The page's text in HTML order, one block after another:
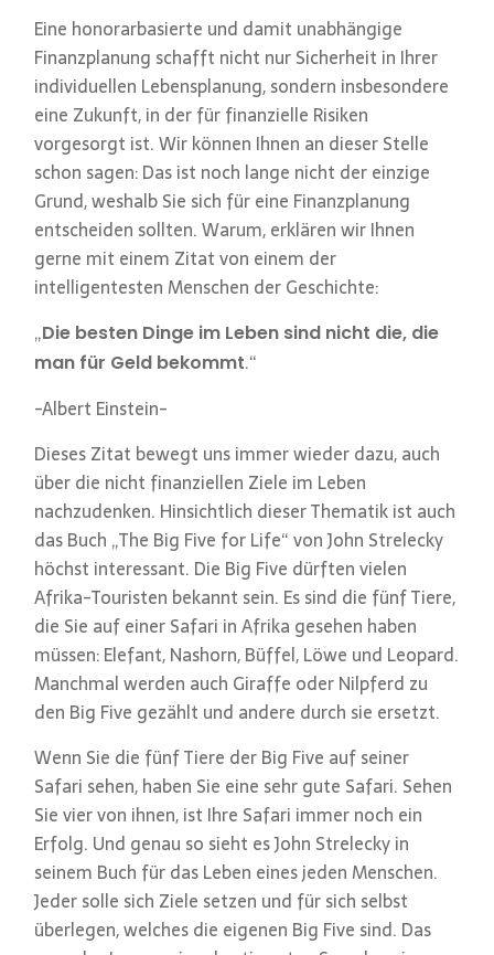
Eine honorarbasierte und damit unabhängige
Finanzplanung schafft nicht nur Sicherheit in Ihrer
individuellen Lebensplanung, sondern insbesondere
eine Zukunft, in der für finanzielle Risiken
vorgesorgt ist. Wir können Ihnen an dieser Stelle
schon sagen: Das ist noch lange nicht der einzige
Grund, weshalb Sie sich für eine Finanzplanung
entscheiden sollten. Warum, erklären wir Ihnen
gerne mit einem Zitat von einem der
intelligentesten Menschen der Geschichte:
„Die besten Dinge im Leben sind nicht die, die
man für Geld bekommt.“
-Albert Einstein-
Dieses Zitat bewegt uns immer wieder dazu, auch
über die nicht finanziellen Ziele im Leben
nachzudenken. Hinsichtlich dieser Thematik ist auch
das Buch „The Big Five for Life“ von John Strelecky
höchst interessant. Die Big Five dürften vielen
Afrika-Touristen bekannt sein. Es sind die fünf Tiere,
die Sie auf einer Safari in Afrika gesehen haben
müssen: Elefant, Nashorn, Büffel, Löwe und Leopard.
Manchmal werden auch Giraffe oder Nilpferd zu
den Big Five gezählt und andere durch sie ersetzt.
Wenn Sie die fünf Tiere der Big Five auf seiner
Safari sehen, haben Sie eine sehr gute Safari. Sehen
Sie vier von ihnen, ist Ihre Safari immer noch ein
Erfolg. Und genau so sieht es John Strelecky in
seinem Buch für das Leben eines jeden Menschen.
Jeder solle sich Ziele setzen und für sich selbst
überlegen, welches die eigenen Big Five sind. Das